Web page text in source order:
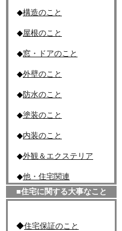
◆構造のこと
◆屋根のこと
◆窓・ドアのこと
◆外壁のこと
◆防水のこと
◆塗装のこと
◆内装のこと
◆外観＆エクステリア
◆他・住宅関連
■住宅に関する大事なこと
◆住宅保証のこと